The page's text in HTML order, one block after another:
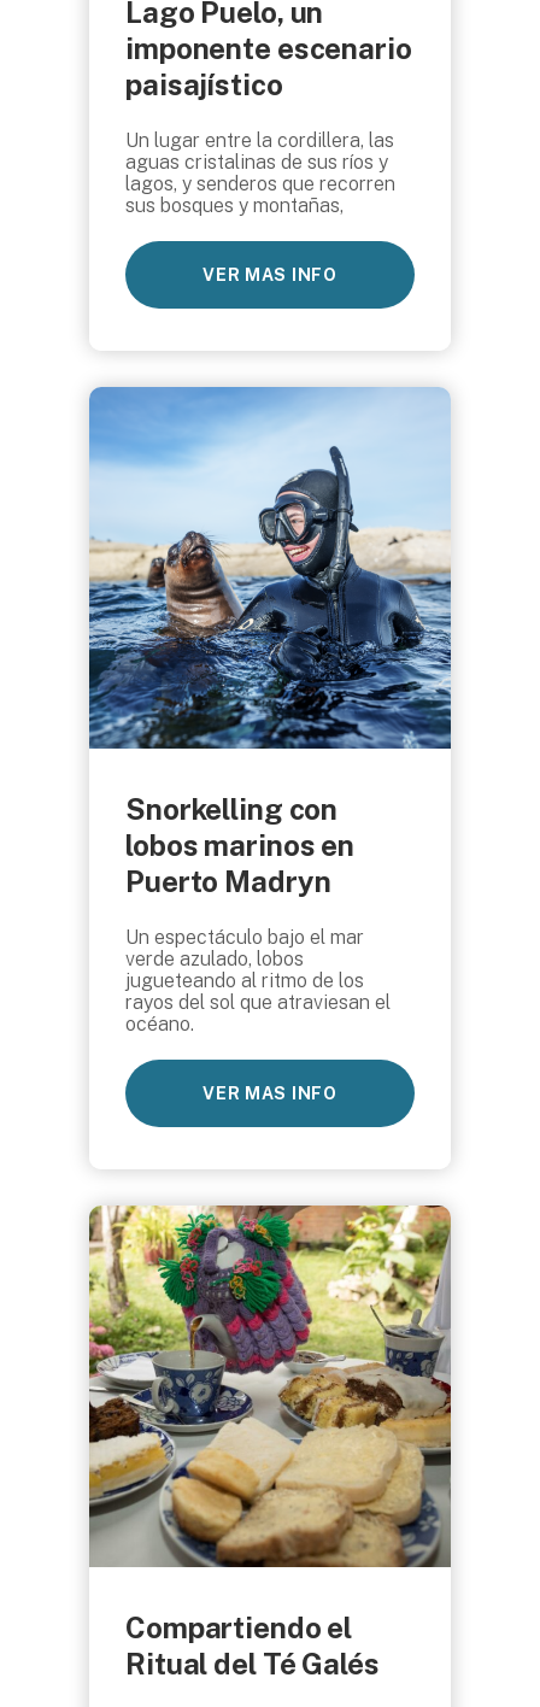
Lago Puelo, un
imponente escenario
paisajístico
Un lugar entre la cordillera, las
aguas cristalinas de sus ríos y
lagos, y senderos que recorren
sus bosques y montañas,
VER MAS INFO
Snorkelling con
lobos marinos en
Puerto Madryn
Un espectáculo bajo el mar
verde azulado, lobos
jugueteando al ritmo de los
rayos del sol que atraviesan el
océano.
VER MAS INFO
Compartiendo el
Ritual del Té Galés